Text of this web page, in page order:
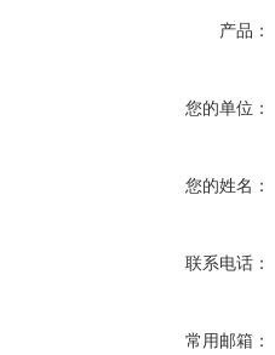
产品：
您的单位：
您的姓名：
联系电话：
常用邮箱：